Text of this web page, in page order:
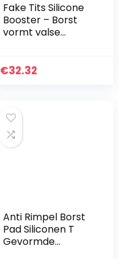
Fake Tits Silicone
Booster – Borst
vormt valse
Transgender
€32.32
Anti Rimpel Borst
Pad Siliconen T
Gevormde